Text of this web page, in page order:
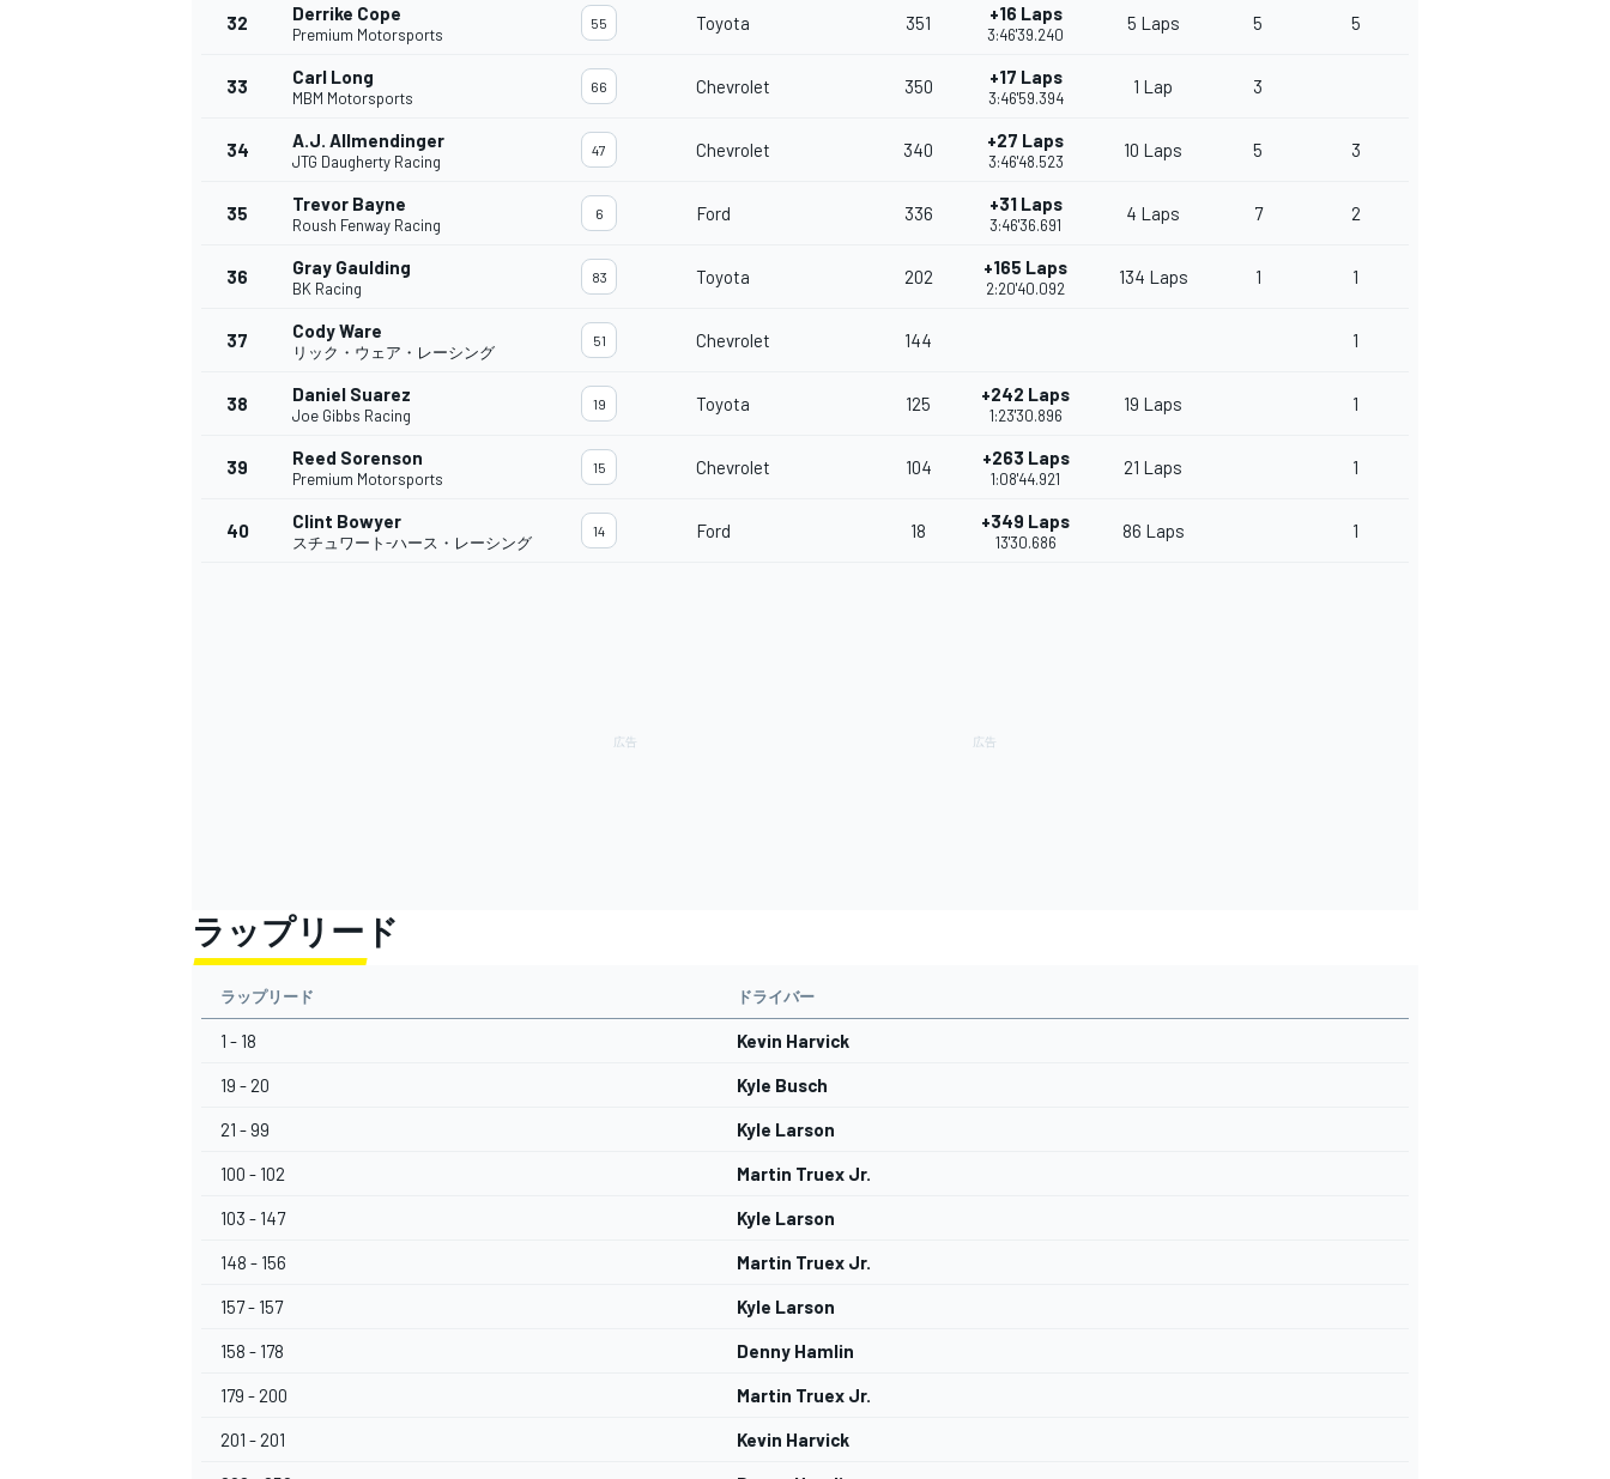
32 Derrike Cope
Premium Motorsports
55 Toyota 351 +16 Laps
3:46'39.240
5 Laps 5 5
33 Carl Long
MBM Motorsports
66 Chevrolet 350 +17 Laps
3:46'59.394
1 Lap 3
34 A.J. Allmendinger
JTG Daugherty Racing
47 Chevrolet 340 +27 Laps
3:46'48.523
10 Laps 5 3
35 Trevor Bayne
Roush Fenway Racing
6 Ford 336 +31 Laps
3:46'36.691
4 Laps 7 2
36 Gray Gaulding
BK Racing
83 Toyota 202 +165 Laps
2:20'40.092
134 Laps 1 1
37 Cody Ware
リック・ウェア・レーシング
51 Chevrolet 144 1
38 Daniel Suarez
Joe Gibbs Racing
19 Toyota 125 +242 Laps
1:23'30.896
19 Laps 1
39 Reed Sorenson
Premium Motorsports
15 Chevrolet 104 +263 Laps
1:08'44.921
21 Laps 1
40 Clint Bowyer
スチュワート-ハース・レーシング
14 Ford 18 +349 Laps
13'30.686
86 Laps 1
ラップリード
ラップリード ドライバー
1 - 18 Kevin Harvick
19 - 20 Kyle Busch
21 - 99 Kyle Larson
100 - 102 Martin Truex Jr.
103 - 147 Kyle Larson
148 - 156 Martin Truex Jr.
157 - 157 Kyle Larson
158 - 178 Denny Hamlin
179 - 200 Martin Truex Jr.
201 - 201 Kevin Harvick